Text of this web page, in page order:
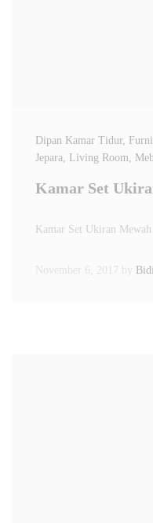
Dipan Kamar Tidur,
Jepara, Living Room,
Kamar Set
Kamar Set Ukiran
November 6, 2017 by